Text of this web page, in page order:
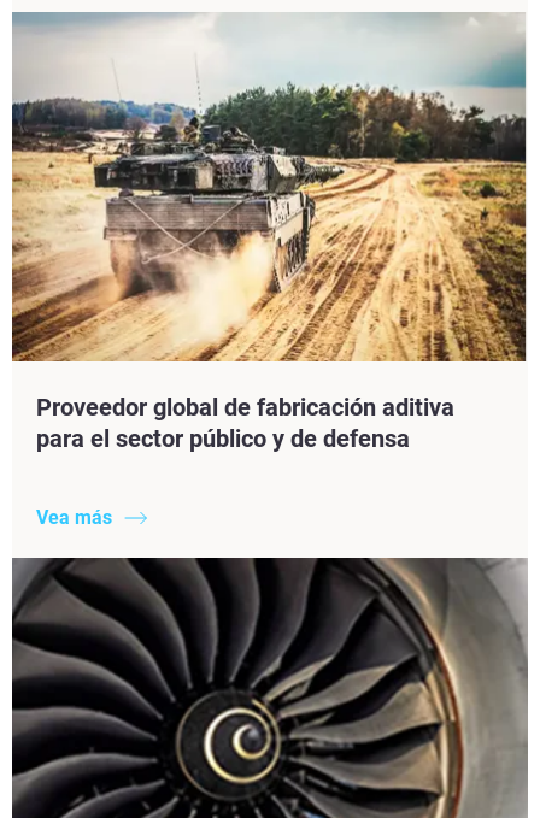
Proveedor global de fabricación aditiva
para el sector público y de defensa
Vea más